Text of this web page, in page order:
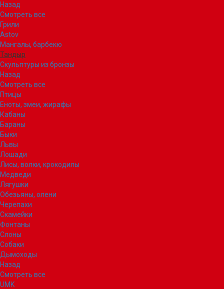
Назад
Смотреть все
Грили
Astov
Мангалы, барбекю
Тандыр
Скульптуры из бронзы
Назад
Смотреть все
Птицы
Еноты, змеи, жирафы
Кабаны
Бараны
Быки
Львы
Лошади
Лисы, волки, крокодилы
Медведи
Лягушки
Обезьяны, олени
Черепахи
Скамейки
Фонтаны
Слоны
Собаки
Дымоходы
Назад
Смотреть все
UMK